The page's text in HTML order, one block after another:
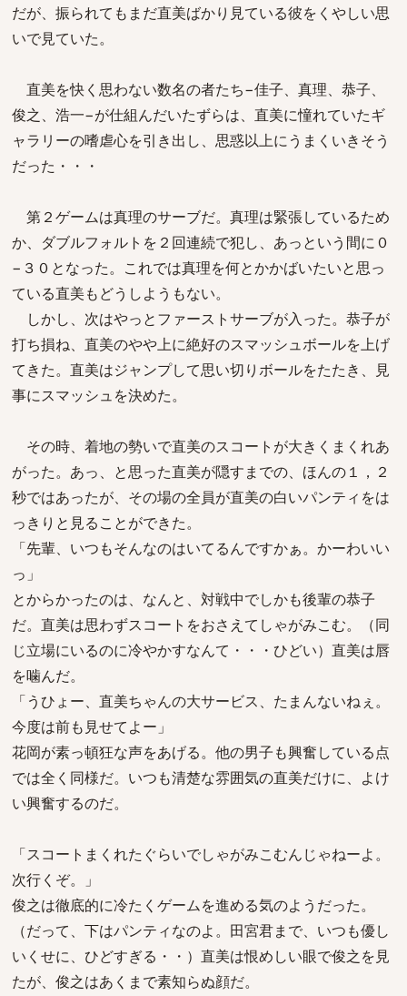
だが、振られてもまだ直美ばかり見ている彼をくやしい思
いで見ていた。
直美を快く思わない数名の者たち−佳子、真理、恭子、
俊之、浩一−が仕組んだいたずらは、直美に憧れていたギ
ャラリーの嗜虐心を引き出し、思惑以上にうまくいきそう
だった・・・
第２ゲームは真理のサーブだ。真理は緊張しているため
か、ダブルフォルトを２回連続で犯し、あっという間に０
−３０となった。これでは真理を何とかかばいたいと思っ
ている直美もどうしようもない。
しかし、次はやっとファーストサーブが入った。恭子が
打ち損ね、直美のやや上に絶好のスマッシュボールを上げ
てきた。直美はジャンプして思い切りボールをたたき、見
事にスマッシュを決めた。
その時、着地の勢いで直美のスコートが大きくまくれあ
がった。あっ、と思った直美が隠すまでの、ほんの１，２
秒ではあったが、その場の全員が直美の白いパンティをは
っきりと見ることができた。
「先輩、いつもそんなのはいてるんですかぁ。かーわいい
っ」
とからかったのは、なんと、対戦中でしかも後輩の恭子
だ。直美は思わずスコートをおさえてしゃがみこむ。（同
じ立場にいるのに冷やかすなんて・・・ひどい）直美は唇
を噛んだ。
「うひょー、直美ちゃんの大サービス、たまんないねぇ。
今度は前も見せてよー」
花岡が素っ頓狂な声をあげる。他の男子も興奮している点
では全く同様だ。いつも清楚な雰囲気の直美だけに、よけ
い興奮するのだ。
「スコートまくれたぐらいでしゃがみこむんじゃねーよ。
次行くぞ。」
俊之は徹底的に冷たくゲームを進める気のようだった。
（だって、下はパンティなのよ。田宮君まで、いつも優し
いくせに、ひどすぎる・・）直美は恨めしい眼で俊之を見
たが、俊之はあくまで素知らぬ顔だ。